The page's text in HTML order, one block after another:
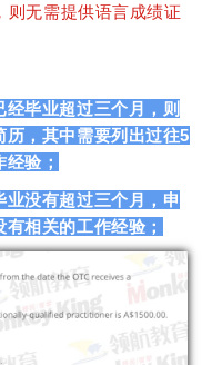
则无需提供语言成绩证
毕业超过三个月，则
历，其中需要列出过往5
验；
没有超过三个月，申
相关的工作经验；